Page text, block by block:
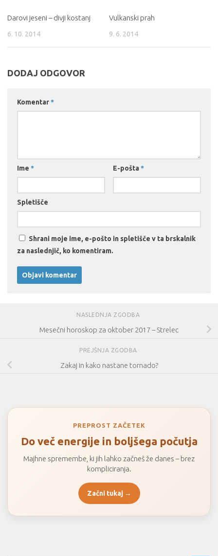
Darovi jeseni – divji kostanj
6. 10. 2014
Vulkanski prah
9. 6. 2014
DODAJ ODGOVOR
Komentar*
Ime * E-pošta *
Spletišče
Shrani moje ime, e-pošto in spletišče v ta brskalnik
za naslednjič, ko komentiram.
NASLEDNJA ZGODBA
Mesečni horoskop za oktober 2017 – Strelec
PREJŠNJA ZGODBA
Zakaj in kako nastane tornado?
PREPROST ZAČETEK
Do več energije in boljšega počutja
Majhne spremembe, ki jih lahko začneš že danes – brez
kompliciranja.
Začni tukaj →